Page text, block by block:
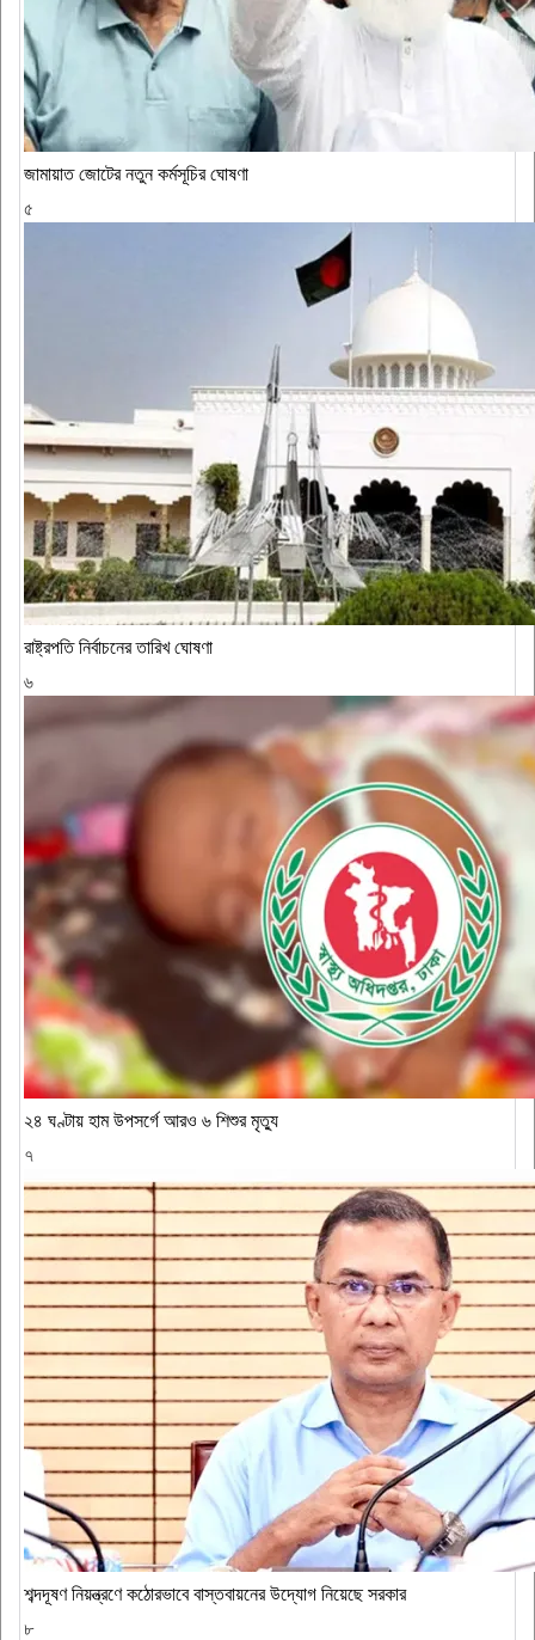
জামায়াত জোটের নতুন কর্মসূচির ঘোষণা
৫
রাষ্ট্রপতি নির্বাচনের তারিখ ঘোষণা
৬
২৪ ঘণ্টায় হাম উপসর্গে আরও ৬ শিশুর মৃত্যু
৭
শব্দদূষণ নিয়ন্ত্রণে কঠোরভাবে বাস্তবায়নের উদ্যোগ নিয়েছে সরকার
৮